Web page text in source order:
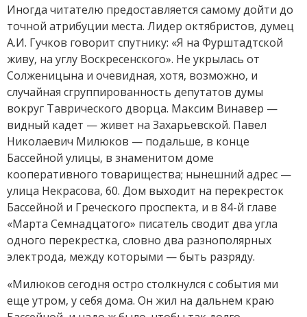
Иногда читателю предоставляется самому дойти до
точной атрибуции места. Лидер октябристов, думец
А.И. Гучков говорит спутнику: «Я на Фурштадтской
живу, на углу Воскресенского». Не укрылась от
Солженицына и очевидная, хотя, возможно, и
случайная сгруппированность депутатов думы
вокруг Таврического дворца. Максим Винавер —
видный кадет — живет на Захарьевской. Павел
Николаевич Милюков — подальше, в конце
Бассейной улицы, в знаменитом доме
кооперативного товарищества; нынешний адрес —
улица Некрасова, 60. Дом выходит на перекресток
Бассейной и Греческого проспекта, и в 84-й главе
«Марта Семнадцатого» писатель сводит два угла
одного перекрестка, словно два разнополярных
электрода, между которыми — быть разряду.
«Милюков сегодня остро столкнулся с события ми
еще утром, у себя дома. Он жил на дальнем краю